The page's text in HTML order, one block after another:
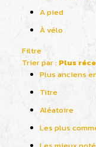
A pied
À vélo
Filtre
Trier par : Plus
Plus anciens
Titre
Aléatoire
Les plus